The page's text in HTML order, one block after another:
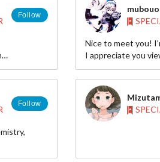
id=2093948
Also nice to meet
Follow
Nice to meet you!
I appreciate you
commenting, and
Especially if you
I update often, so
look. Please stop by!
Follow